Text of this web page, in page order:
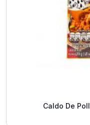
Caldo De